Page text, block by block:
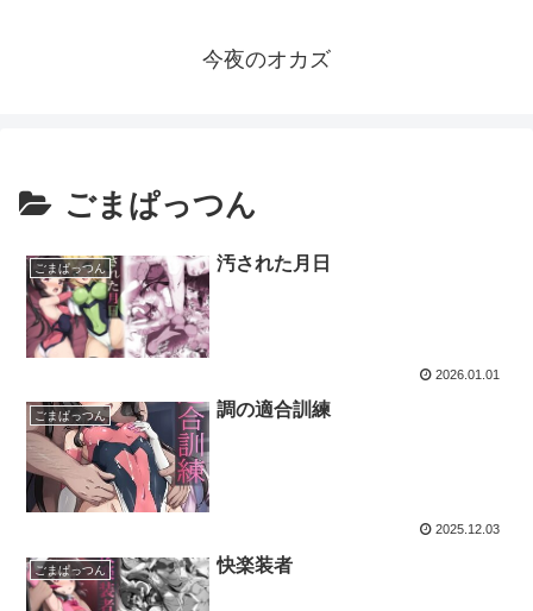
今夜のオカズ
ごまぱっつん
ごまぱっつん 汚された月日
2026.01.01
ごまぱっつん 調の適合訓練
2025.12.03
ごまぱっつん 快楽装者